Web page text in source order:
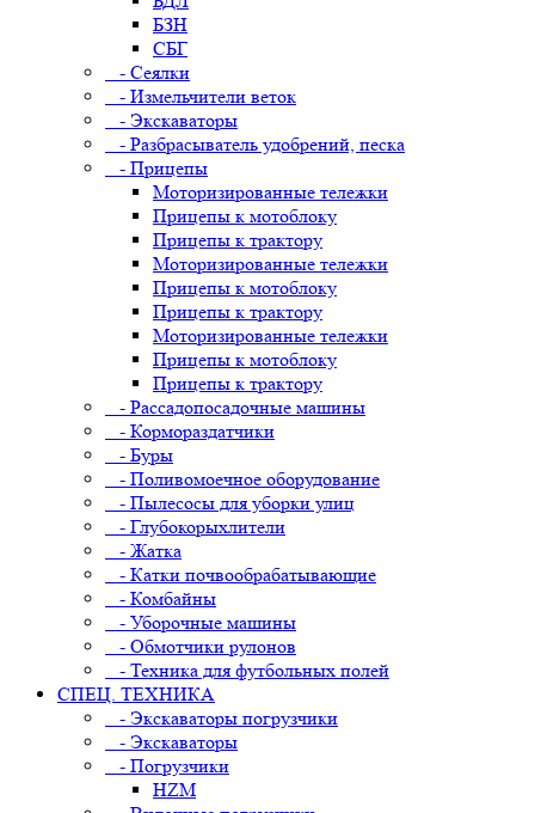
БЗН
СБГ
- Сеялки
- Измельчители веток
- Экскаваторы
- Разбрасыватель удобрений, песка
- Прицепы
Моторизированные тележки
Прицепы к мотоблоку
Прицепы к трактору
Моторизированные тележки
Прицепы к мотоблоку
Прицепы к трактору
Моторизированные тележки
Прицепы к мотоблоку
Прицепы к трактору
- Рассадопосадочные машины
- Кормораздатчики
- Буры
- Поливомоечное оборудование
- Пылесосы для уборки улиц
- Глубокорыхлители
- Жатка
- Катки почвообрабатывающие
- Комбайны
- Уборочные машины
- Обмотчики рулонов
- Техника для футбольных полей
СПЕЦ. ТЕХНИКА
- Экскаваторы погрузчики
- Экскаваторы
- Погрузчики
HZM